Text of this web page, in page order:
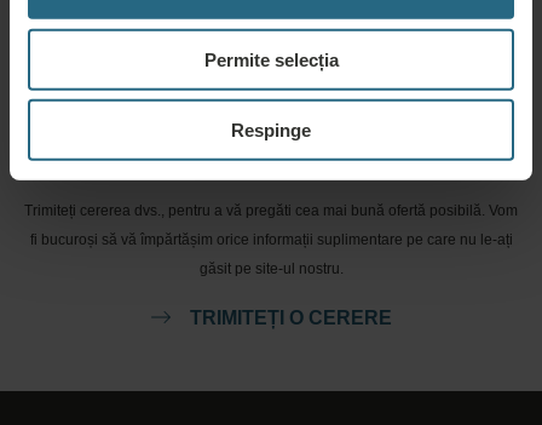
Permite selecția
Respinge
doriți să primiți buletine informative despre toate noutățile, faceți click aici.
Cerere ofertă
Trimiteți cererea dvs., pentru a vă pregăti cea mai bună ofertă posibilă. Vom
fi bucuroși să vă împărtășim orice informații suplimentare pe care nu le-ați
găsit pe site-ul nostru.
TRIMITEȚI O CERERE